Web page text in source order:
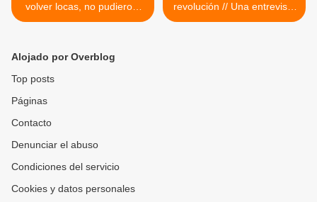
volver locas, no pudieron.
Porque si esa es la locura a
revolución // Una entrevista
al ex futbolista inspira en
Alojado por Overblog
Top posts
Páginas
Contacto
Denunciar el abuso
Condiciones del servicio
Cookies y datos personales